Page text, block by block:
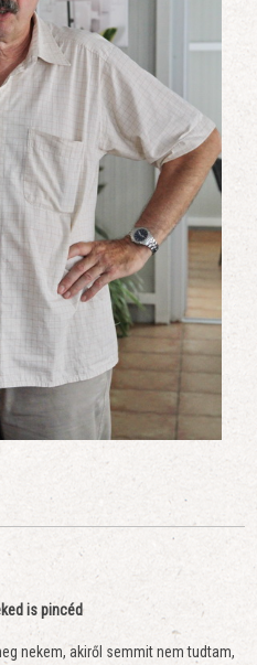
is pincéd
nekem, akiről semmit nem tudtam,